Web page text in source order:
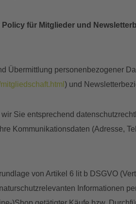
für Mitglieder und
Übermittlung personenbezogener
) und
Sie entsprechend
Kommunikationsdaten (Adresse,
von Artikel 6 lit b DSGVO
Informationen